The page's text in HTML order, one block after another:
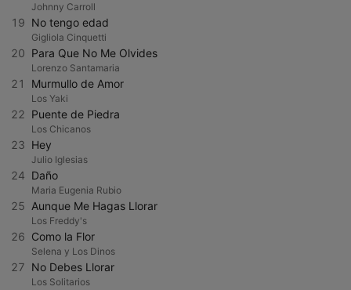
Johnny Carroll
19 No tengo edad
Gigliola Cinquetti
20 Para Que No Me Olvides
Lorenzo Santamaria
21 Murmullo de Amor
Los Yaki
22 Puente de Piedra
Los Chicanos
23 Hey
Julio Iglesias
24 Daño
Maria Eugenia Rubio
25 Aunque Me Hagas Llorar
Los Freddy's
26 Como la Flor
Selena y Los Dinos
27 No Debes Llorar
Los Solitarios